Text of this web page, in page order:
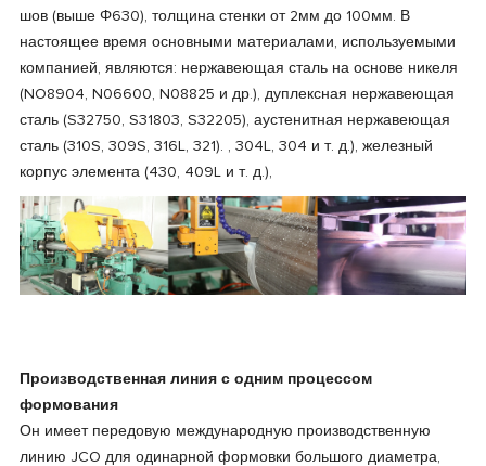
шов (выше Φ630), толщина стенки от 2мм до 100мм. В
настоящее время основными материалами, используемыми
компанией, являются: нержавеющая сталь на основе никеля
(NO8904, N06600, N08825 и др.), дуплексная нержавеющая
сталь (S32750, S31803, S32205), аустенитная нержавеющая
сталь (310S, 309S, 316L, 321). , 304L, 304 и т. д.), железный
корпус элемента (430, 409L и т. д.),
Производственная линия с одним процессом
формования
Он имеет передовую международную производственную
линию JCO для одинарной формовки большого диаметра,